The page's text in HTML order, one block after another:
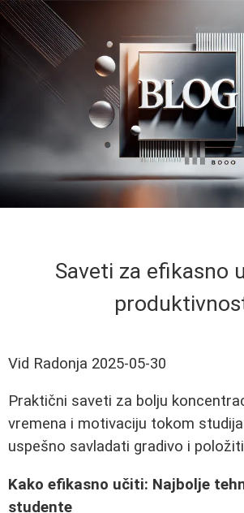
Saveti za efikasno
Vid Radonja 2025-05-30
Praktični saveti za bolju
vremena i motivaciju tokom
uspešno savladati gradivo i
Kako efikasno učiti: Najbolje
studente